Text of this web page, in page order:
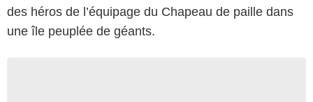
des héros de l’équipage du Chapeau de paille dans
une île peuplée de géants.